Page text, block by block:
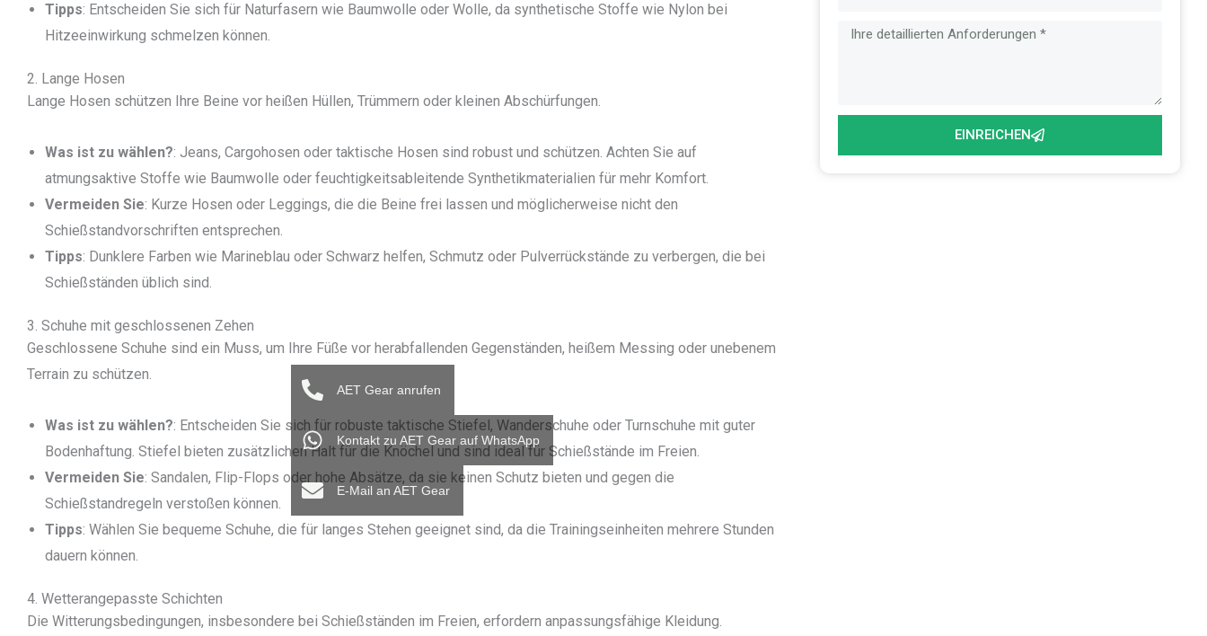
Tipps: Entscheiden Sie sich für Naturfasern wie Baumwolle oder Wolle, da synthetische Stoffe wie Nylon bei
Hitzeeinwirkung schmelzen können.
2. Lange Hosen
Lange Hosen schützen Ihre Beine vor heißen Hüllen, Trümmern oder kleinen Abschürfungen.
Was ist zu wählen?: Jeans, Cargohosen oder taktische Hosen sind robust und schützen. Achten Sie auf
atmungsaktive Stoffe wie Baumwolle oder feuchtigkeitsableitende Synthetikmaterialien für mehr Komfort.
Vermeiden Sie: Kurze Hosen oder Leggings, die die Beine frei lassen und möglicherweise nicht den
Schießstandvorschriften entsprechen.
Tipps: Dunklere Farben wie Marineblau oder Schwarz helfen, Schmutz oder Pulverrückstände zu verbergen, die bei
Schießständen üblich sind.
3. Schuhe mit geschlossenen Zehen
Geschlossene Schuhe sind ein Muss, um Ihre Füße vor herabfallenden Gegenständen, heißem Messing oder unebenem
Terrain zu schützen.
Was ist zu wählen?: Entscheiden Sie sich für robuste taktische Stiefel, Wanderschuhe oder Turnschuhe mit guter
Bodenhaftung. Stiefel bieten zusätzlichen Halt für die Knöchel und sind ideal für Schießstände im Freien.
Vermeiden Sie: Sandalen, Flip-Flops oder hohe Absätze, da sie keinen Schutz bieten und gegen die
Schießstandregeln verstoßen können.
Tipps: Wählen Sie bequeme Schuhe, die für langes Stehen geeignet sind, da die Trainingseinheiten mehrere Stunden
dauern können.
4. Wetterangepasste Schichten
Die Witterungsbedingungen, insbesondere bei Schießständen im Freien, erfordern anpassungsfähige Kleidung.
EINREICHEN
AET Gear anrufen
Kontakt zu AET Gear auf WhatsApp
E-Mail an AET Gear